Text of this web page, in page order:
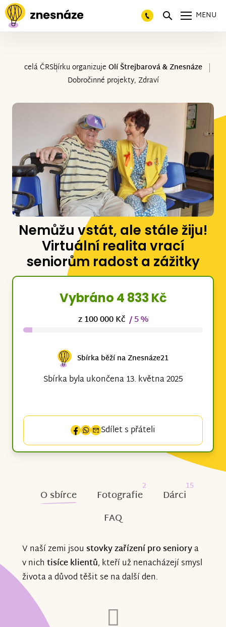
MENU
celá ČRSbírku organizuje Olí Štrejbarová & Znesnáze
Dobročinné projekty, Zdraví
Nemůžu vstát, ale stále žiju!
Virtuální realita vrací
seniorům radost a zážitky
Vybráno 4 833 Kč
z 100 000 Kč / 5 %
Sbírka běží na Znesnáze21
Sbírka byla ukončena 13. května 2025
Sdílet s přáteli
O sbírce Fotografie
2
Dárci
15
FAQ
V naší zemi jsou stovky zařízení pro seniorya
v nich tisíce klientů, kteří už nenacházejí smysl
života a důvod těšit se na další den.